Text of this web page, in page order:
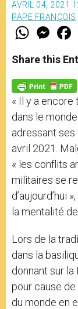
AVRIL 04, 2021
PAPE FRANÇOIS
W
t
s
p
p
M
e
s
e
g
e
r
e
b
o
k
Share this
« Il y a
dans le
adressant
avril 2021.
« les conflits
militaires se
d’aujourd’hui
la mentalité
Lors de la
dans la
donnant sur
pour cause
du monde en